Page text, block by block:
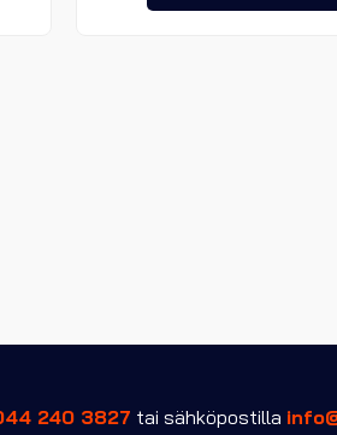
240 3827 tai sähköpostilla